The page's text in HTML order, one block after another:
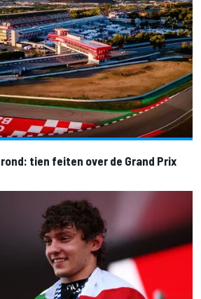
tien feiten over de Grand Prix